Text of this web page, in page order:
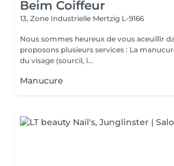
Beim Coiffeur
13, Zone Industrielle Mertzig L-9166
Nous sommes heureux de vous aceuillir dans
proposons plusieurs services : La manucure : au vernis Epilation
du visage (sourcil, l...
Manucure